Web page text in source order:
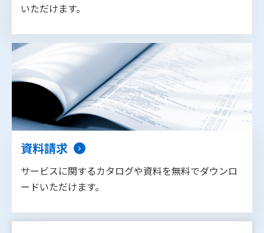
いただけます。
資料請求
サービスに関するカタログや資料を無料でダウンロ
ードいただけます。